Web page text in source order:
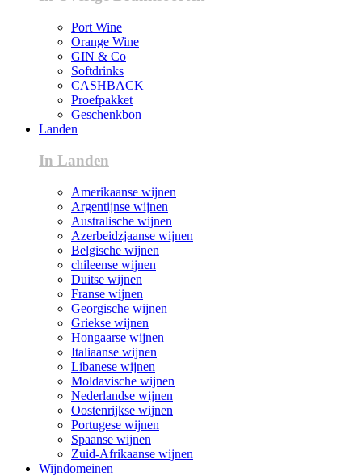
Port Wine
Orange Wine
GIN & Co
Softdrinks
CASHBACK
Proefpakket
Geschenkbon
Landen
In Landen
Amerikaanse wijnen
Argentijnse wijnen
Australische wijnen
Azerbeidzjaanse wijnen
Belgische wijnen
chileense wijnen
Duitse wijnen
Franse wijnen
Georgische wijnen
Griekse wijnen
Hongaarse wijnen
Italiaanse wijnen
Libanese wijnen
Moldavische wijnen
Nederlandse wijnen
Oostenrijkse wijnen
Portugese wijnen
Spaanse wijnen
Zuid-Afrikaanse wijnen
Wijndomeinen